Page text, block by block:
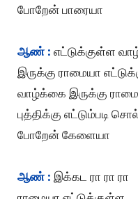
போறேன் பாரையா
ஆண் : எட்டுக்குள்ள
இருக்கு ராமையா
வாழ்க்கை இருக்கு
புத்திக்கு எட்டும்படி
போறேன் கேளையா
ஆண் : இக்கட ரா ரா ரா